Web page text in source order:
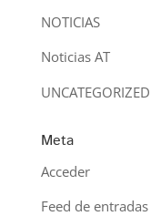
NOTICIAS
Noticias AT
UNCATEGORIZED
Meta
Acceder
Feed de entradas